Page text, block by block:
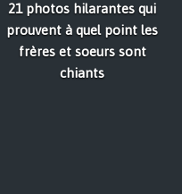
21 photos hilarantes qui
prouvent à quel point les
frères et soeurs sont
chiants